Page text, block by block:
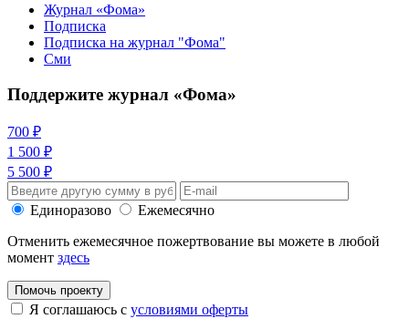
Журнал «Фома»
Подписка
Подписка на журнал "Фома"
Сми
Поддержите журнал «Фома»
700 ₽
1 500 ₽
5 500 ₽
Единоразово
Ежемесячно
Отменить ежемесячное пожертвование вы можете в любой
момент здесь
Помочь проекту
Я соглашаюсь с условиями оферты